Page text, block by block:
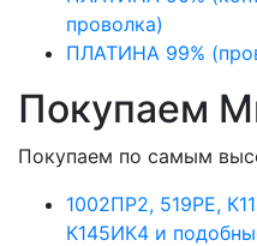
проволка)
ПЛАТИНА 99%
Покупаем
Покупаем по самым
1002ПР2, 519РЕ,
К145ИК4 и